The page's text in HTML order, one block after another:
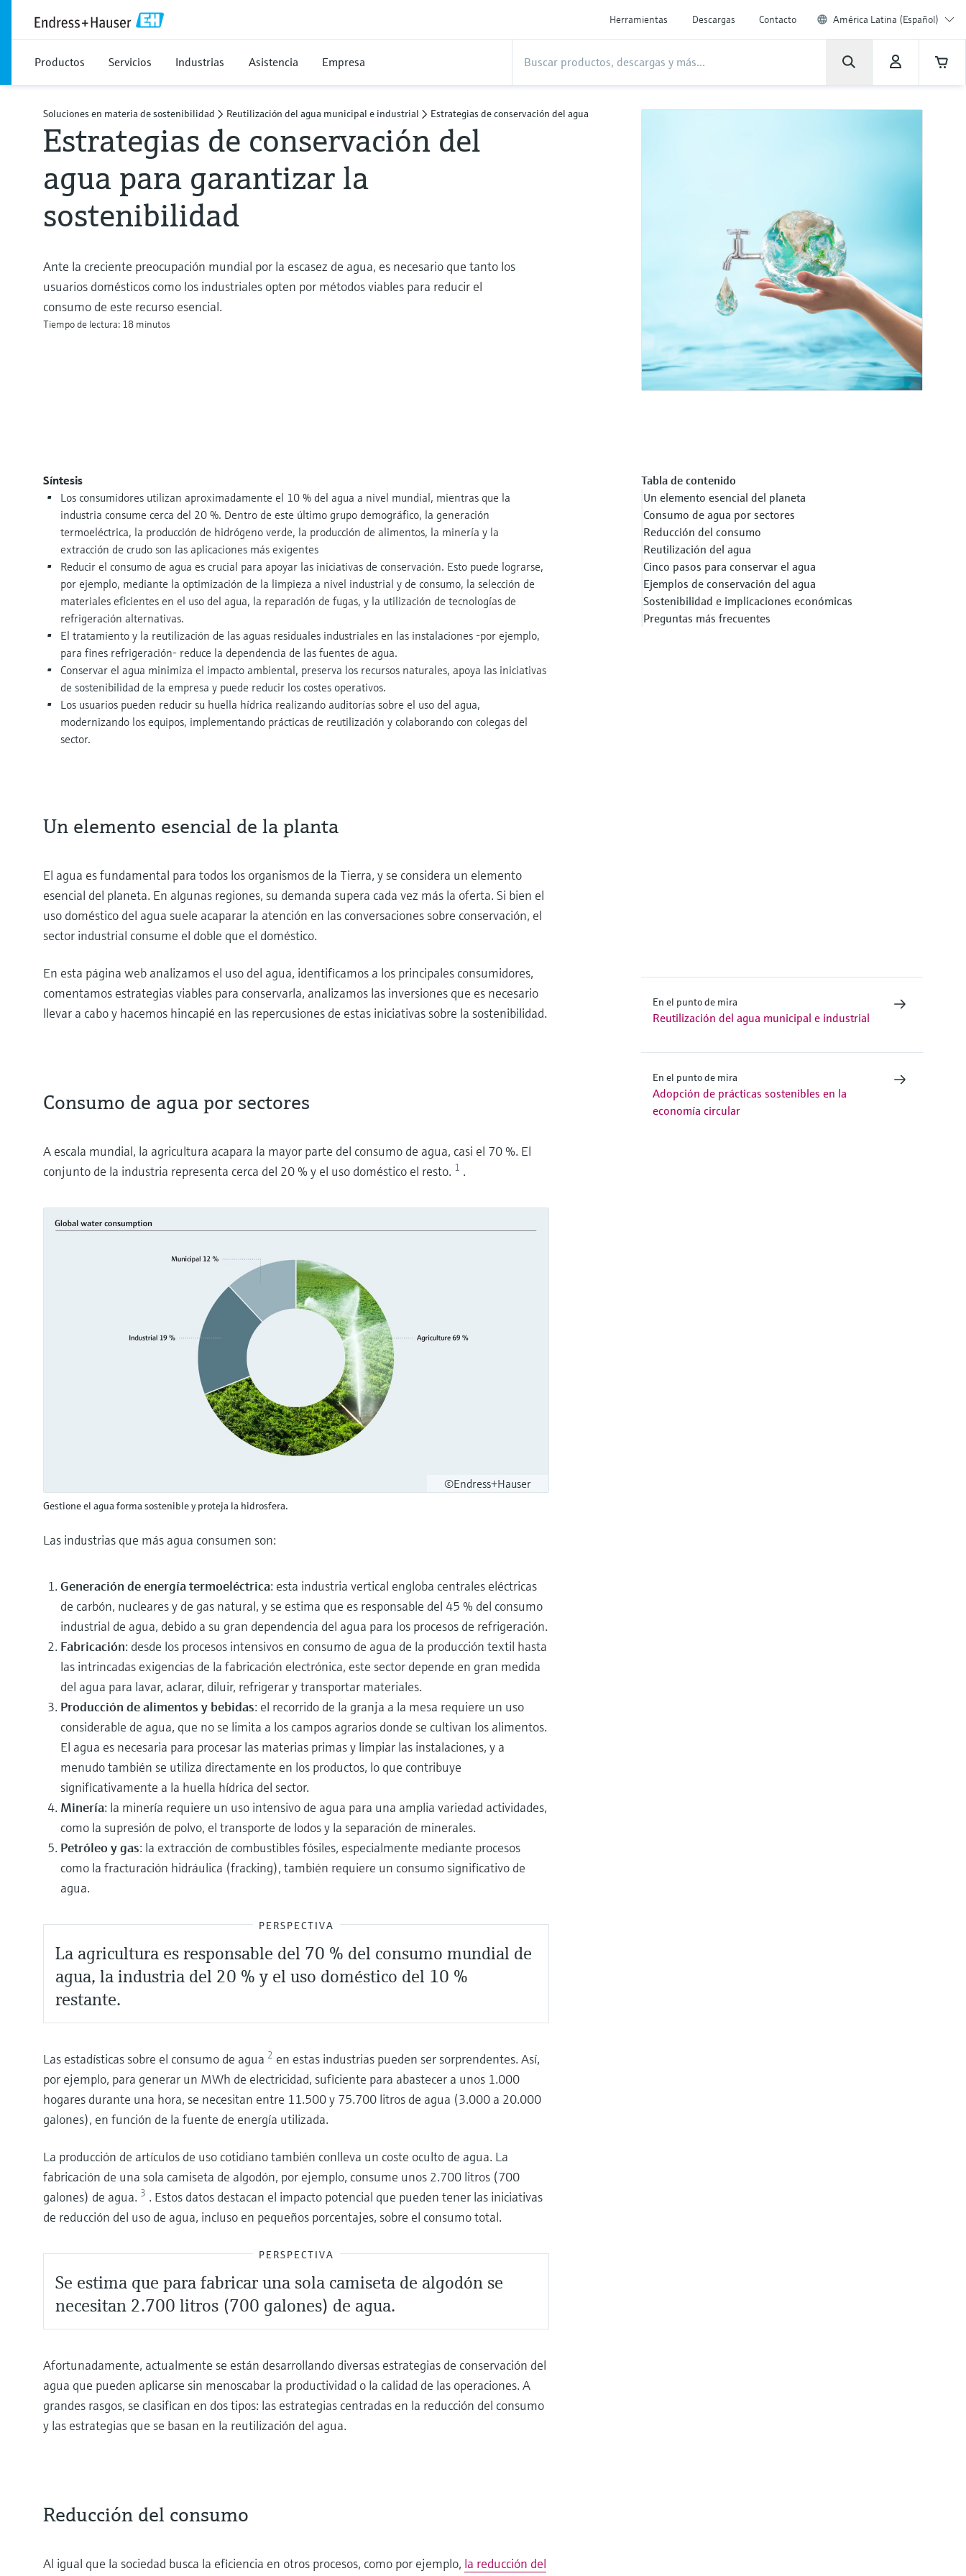
Herramientas Descargas Contacto América Latina (Español)
Productos Servicios Industrias Asistencia Empresa
Soluciones en materia de sostenibilidad Reutilización del agua municipal e industrial Estrategias de conservación del agua
Estrategias de conservación del
agua para garantizar la
sostenibilidad
Ante la creciente preocupación mundial por la escasez de agua, es necesario que tanto los
usuarios domésticos como los industriales opten por métodos viables para reducir el
consumo de este recurso esencial.
Tiempo de lectura: 18 minutos
Síntesis
Los consumidores utilizan aproximadamente el 10 % del agua a nivel mundial, mientras que la
industria consume cerca del 20 %. Dentro de este último grupo demográfico, la generación
termoeléctrica, la producción de hidrógeno verde, la producción de alimentos, la minería y la
extracción de crudo son las aplicaciones más exigentes
Reducir el consumo de agua es crucial para apoyar las iniciativas de conservación. Esto puede lograrse,
por ejemplo, mediante la optimización de la limpieza a nivel industrial y de consumo, la selección de
materiales eficientes en el uso del agua, la reparación de fugas, y la utilización de tecnologías de
refrigeración alternativas.
El tratamiento y la reutilización de las aguas residuales industriales en las instalaciones -por ejemplo,
para fines refrigeración- reduce la dependencia de las fuentes de agua.
Conservar el agua minimiza el impacto ambiental, preserva los recursos naturales, apoya las iniciativas
de sostenibilidad de la empresa y puede reducir los costes operativos.
Los usuarios pueden reducir su huella hídrica realizando auditorías sobre el uso del agua,
modernizando los equipos, implementando prácticas de reutilización y colaborando con colegas del
sector.
Tabla de contenido
Un elemento esencial del planeta
Consumo de agua por sectores
Reducción del consumo
Reutilización del agua
Cinco pasos para conservar el agua
Ejemplos de conservación del agua
Sostenibilidad e implicaciones económicas
Preguntas más frecuentes
Un elemento esencial de la planta
El agua es fundamental para todos los organismos de la Tierra, y se considera un elemento
esencial del planeta. En algunas regiones, su demanda supera cada vez más la oferta. Si bien el
uso doméstico del agua suele acaparar la atención en las conversaciones sobre conservación, el
sector industrial consume el doble que el doméstico.
En esta página web analizamos el uso del agua, identificamos a los principales consumidores,
comentamos estrategias viables para conservarla, analizamos las inversiones que es necesario
llevar a cabo y hacemos hincapié en las repercusiones de estas iniciativas sobre la sostenibilidad.
Consumo de agua por sectores
A escala mundial, la agricultura acapara la mayor parte del consumo de agua, casi el 70 %. El
conjunto de la industria representa cerca del 20 % y el uso doméstico el resto. 1 .
©Endress+Hauser
Gestione el agua forma sostenible y proteja la hidrosfera.
Las industrias que más agua consumen son:
Generación de energía termoeléctrica: esta industria vertical engloba centrales eléctricas
de carbón, nucleares y de gas natural, y se estima que es responsable del 45 % del consumo
industrial de agua, debido a su gran dependencia del agua para los procesos de refrigeración.
Fabricación: desde los procesos intensivos en consumo de agua de la producción textil hasta
las intrincadas exigencias de la fabricación electrónica, este sector depende en gran medida
del agua para lavar, aclarar, diluir, refrigerar y transportar materiales.
Producción de alimentos y bebidas: el recorrido de la granja a la mesa requiere un uso
considerable de agua, que no se limita a los campos agrarios donde se cultivan los alimentos.
El agua es necesaria para procesar las materias primas y limpiar las instalaciones, y a
menudo también se utiliza directamente en los productos, lo que contribuye
significativamente a la huella hídrica del sector.
Minería: la minería requiere un uso intensivo de agua para una amplia variedad actividades,
como la supresión de polvo, el transporte de lodos y la separación de minerales.
Petróleo y gas: la extracción de combustibles fósiles, especialmente mediante procesos
como la fracturación hidráulica (fracking), también requiere un consumo significativo de
agua.
PERSPECTIVA
La agricultura es responsable del 70 % del consumo mundial de
agua, la industria del 20 % y el uso doméstico del 10 %
restante.
Las estadísticas sobre el consumo de agua 2 en estas industrias pueden ser sorprendentes. Así,
por ejemplo, para generar un MWh de electricidad, suficiente para abastecer a unos 1.000
hogares durante una hora, se necesitan entre 11.500 y 75.700 litros de agua (3.000 a 20.000
galones), en función de la fuente de energía utilizada.
La producción de artículos de uso cotidiano también conlleva un coste oculto de agua. La
fabricación de una sola camiseta de algodón, por ejemplo, consume unos 2.700 litros (700
galones) de agua. 3 . Estos datos destacan el impacto potencial que pueden tener las iniciativas
de reducción del uso de agua, incluso en pequeños porcentajes, sobre el consumo total.
PERSPECTIVA
Se estima que para fabricar una sola camiseta de algodón se
necesitan 2.700 litros (700 galones) de agua.
Afortunadamente, actualmente se están desarrollando diversas estrategias de conservación del
agua que pueden aplicarse sin menoscabar la productividad o la calidad de las operaciones. A
grandes rasgos, se clasifican en dos tipos: las estrategias centradas en la reducción del consumo
y las estrategias que se basan en la reutilización del agua.
Reducción del consumo
Al igual que la sociedad busca la eficiencia en otros procesos, como por ejemplo, la reducción del
En el punto de mira
Reutilización del agua municipal e industrial
En el punto de mira
Adopción de prácticas sostenibles en la
economía circular